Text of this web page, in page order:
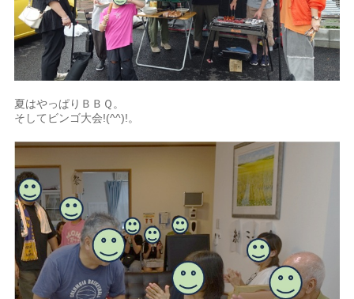
夏はやっぱりＢＢＱ。
そしてビンゴ大会!(^^)!。